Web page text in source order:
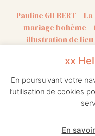
Pauline GILBERT –
mariage bohème
illustration de
Faire-part mariage –
mariage original –
mariage
xx
En poursuivant votre
l’utilisation de cookies
En